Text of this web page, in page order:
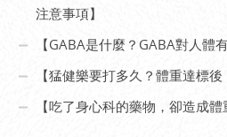
注意事項】
【GABA是什麼？GABA對人體
【猛健樂要打多久？體重達標
【吃了身心科的藥物，卻造成體